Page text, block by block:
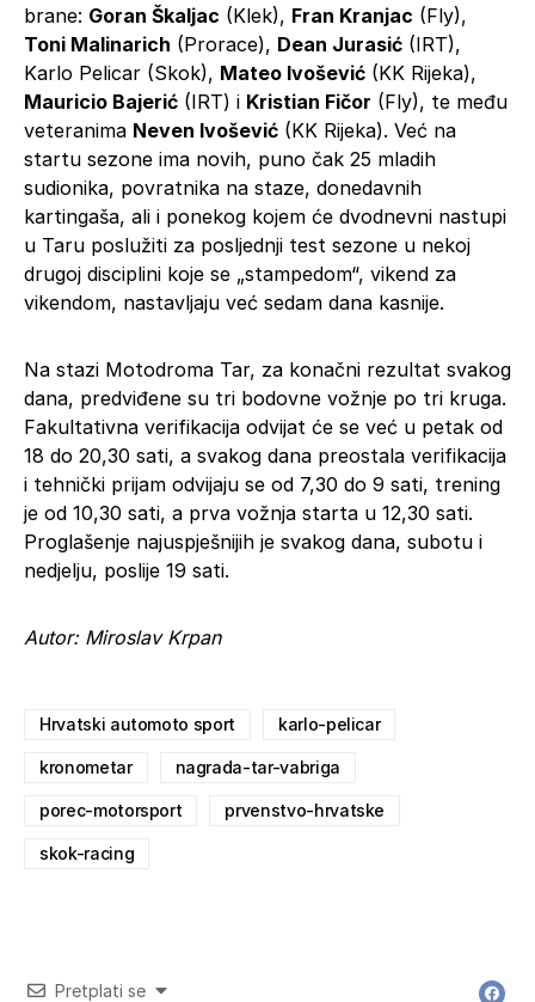
brane: Goran Škaljac (Klek), Fran Kranjac (Fly),
Toni Malinarich (Prorace), Dean Jurasić (IRT),
Karlo Pelicar (Skok), Mateo Ivošević (KK Rijeka),
Mauricio Bajerić (IRT) i Kristian Fičor (Fly), te među
veteranima Neven Ivošević (KK Rijeka). Već na
startu sezone ima novih, puno čak 25 mladih
sudionika, povratnika na staze, donedavnih
kartingaša, ali i ponekog kojem će dvodnevni nastupi
u Taru poslužiti za posljednji test sezone u nekoj
drugoj disciplini koje se „stampedom“, vikend za
vikendom, nastavljaju već sedam dana kasnije.
Na stazi Motodroma Tar, za konačni rezultat svakog
dana, predviđene su tri bodovne vožnje po tri kruga.
Fakultativna verifikacija odvijat će se već u petak od
18 do 20,30 sati, a svakog dana preostala verifikacija
i tehnički prijam odvijaju se od 7,30 do 9 sati, trening
je od 10,30 sati, a prva vožnja starta u 12,30 sati.
Proglašenje najuspješnijih je svakog dana, subotu i
nedjelju, poslije 19 sati.
Autor: Miroslav Krpan
Hrvatski automoto sport karlo-pelicar
kronometar nagrada-tar-vabriga
porec-motorsport prvenstvo-hrvatske
skok-racing
Pretplati se